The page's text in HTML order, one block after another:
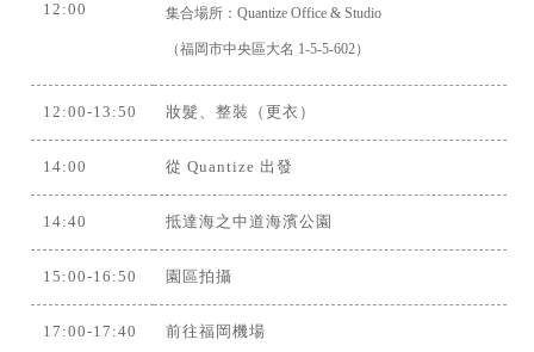
12:00 集合場所：Quantize Office & Studio
（福岡市中央區大名 1-5-5-602）
12:00-13:50 妝髮、整裝（更衣）
14:00 從 Quantize 出發
14:40 抵達海之中道海濱公園
15:00-16:50 園區拍攝
17:00-17:40 前往福岡機場